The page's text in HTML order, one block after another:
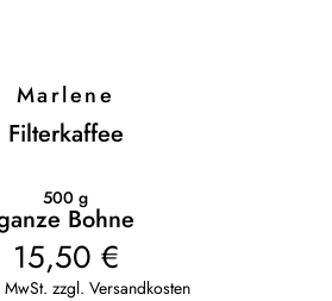
Marlene
Filterkaffee
500 g
Bohne
15,50 €
zzgl. Versandkosten